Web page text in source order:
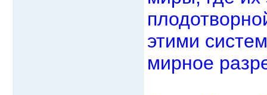
этими
мирное